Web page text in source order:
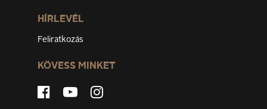
HÍRLEVÉL
Feliratkozás
KÖVESS MINKET